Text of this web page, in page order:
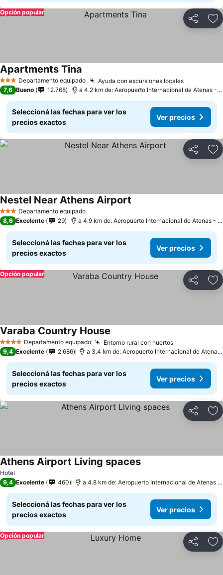
Compartir
Opción popular
3 EstrellasDepartamento equipado Ayuda con excursiones locales
Apartments Tina
7,6 Bueno 12.768 a 4.2 km de: Aeropuerto Internacional de Atenas - Eleftherios Venizelos
Seleccioná las fechas para ver los
precios exactos
Ver precios
Compartir
3 EstrellasDepartamento equipado
Nestel Near Athens Airport
8,6 Excelente 29 a 4.9 km de: Aeropuerto Internacional de Atenas - Eleftherios Venizelos
Seleccioná las fechas para ver los
precios exactos
Ver precios
Compartir
Opción popular
4 EstrellasDepartamento equipado Entorno rural con huertos
Varaba Country House
9,4 Excelente 2.686 a 3.4 km de: Aeropuerto Internacional de Atenas - Eleftherios Venizelos
Seleccioná las fechas para ver los
precios exactos
Ver precios
Compartir
Hotel
Athens Airport Living spaces
9,4 Excelente 460 a 4.8 km de: Aeropuerto Internacional de Atenas - Eleftherios Venizelos
Seleccioná las fechas para ver los
precios exactos
Ver precios
Compartir
Opción popular